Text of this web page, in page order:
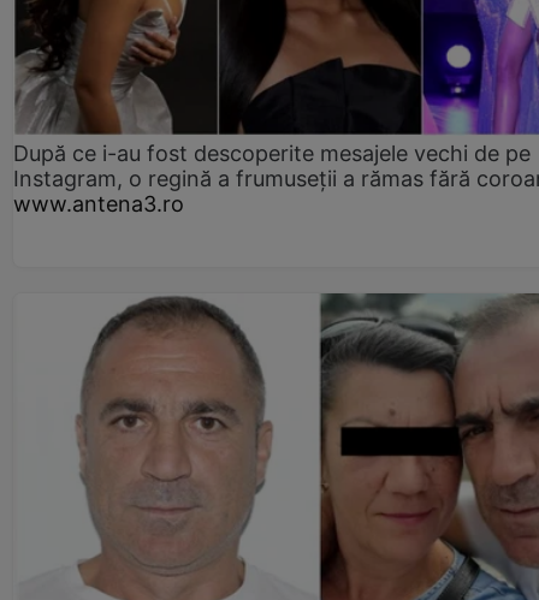
După ce i-au fost descoperite mesajele vechi de pe
Instagram, o regină a frumuseții a rămas fără
www.antena3.ro